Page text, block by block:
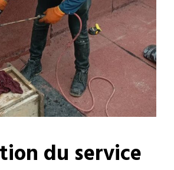
du service